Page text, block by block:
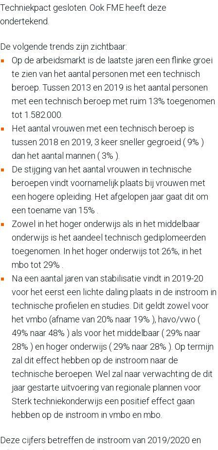
Techniekpact gesloten. Ook FME heeft deze
ondertekend.
De volgende trends zijn zichtbaar:
Op de arbeidsmarkt is de laatste jaren een flinke groei
te zien van het aantal personen met een technisch
beroep. Tussen 2013 en 2019 is het aantal personen
met een technisch beroep met ruim 13% toegenomen
tot 1.582.000.
Het aantal vrouwen met een technisch beroep is
tussen 2018 en 2019, 3 keer sneller gegroeid ( 9% )
dan het aantal mannen ( 3% ).
De stijging van het aantal vrouwen in technische
beroepen vindt voornamelijk plaats bij vrouwen met
een hogere opleiding. Het afgelopen jaar gaat dit om
een toename van 15% .
Zowel in het hoger onderwijs als in het middelbaar
onderwijs is het aandeel technisch gediplomeerden
toegenomen. In het hoger onderwijs tot 26%, in het
mbo tot 29% .
Na een aantal jaren van stabilisatie vindt in 2019-20
voor het eerst een lichte daling plaats in de instroom in
technische profielen en studies. Dit geldt zowel voor
het vmbo (afname van 20% naar 19% ), havo/vwo (
49% naar 48% ) als voor het middelbaar ( 29% naar
28% ) en hoger onderwijs ( 29% naar 28% ). Op termijn
zal dit effect hebben op de instroom naar de
technische beroepen. Wel zal naar verwachting de dit
jaar gestarte uitvoering van regionale plannen voor
Sterk techniekonderwijs een positief effect gaan
hebben op de instroom in vmbo en mbo.
Deze cijfers betreffen de instroom van 2019/2020 en